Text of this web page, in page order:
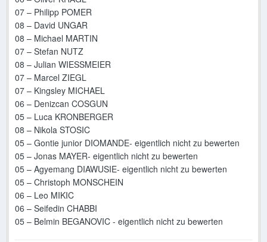
07 – Philipp POMER
08 – David UNGAR
08 – Michael MARTIN
07 – Stefan NUTZ
08 – Julian WIESSMEIER
07 – Marcel ZIEGL
07 – Kingsley MICHAEL
06 – Denizcan COSGUN
05 – Luca KRONBERGER
08 – Nikola STOSIC
05 – Gontie junior DIOMANDE- eigentlich nicht zu bewerten
05 – Jonas MAYER- eigentlich nicht zu bewerten
05 – Agyemang DIAWUSIE- eigentlich nicht zu bewerten
05 – Christoph MONSCHEIN
06 – Leo MIKIC
06 – Seifedin CHABBI
05 – Belmin BEGANOVIC - eigentlich nicht zu bewerten